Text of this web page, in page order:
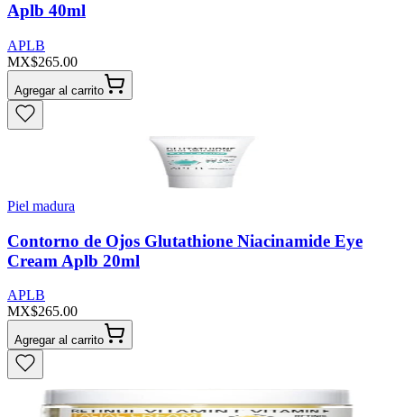
Aplb 40ml
APLB
MX$265.00
Agregar al carrito
Piel madura
Contorno de Ojos Glutathione Niacinamide Eye
Cream Aplb 20ml
APLB
MX$265.00
Agregar al carrito